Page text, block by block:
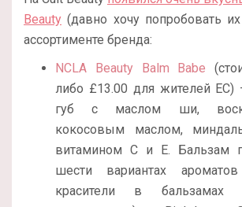
Beauty (давно хочу попробовать
ассортименте бренда:
NCLA Beauty Balm Babe
либо £13.00 для жителей ЕС)
губ с маслом ши,
кокосовым маслом,
витамином С и Е. Бальзам
шести вариантах
красители в бальзамах